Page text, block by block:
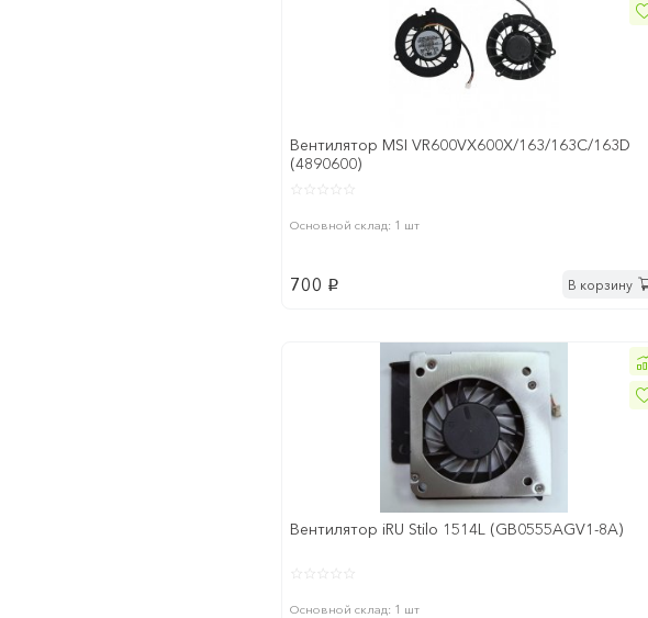
Вентилятор MSI VR600VX600X/163/163C/163D
(4890600)
Основной склад: 1 шт
700 p В корзину
Вентилятор iRU Stilo 1514L (GB0555AGV1-8A)
Основной склад: 1 шт